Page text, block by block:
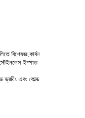
বিশেষজ্ঞ,কার্বন
ইস্পাত
ড্রয়িং এবং কোল্ড